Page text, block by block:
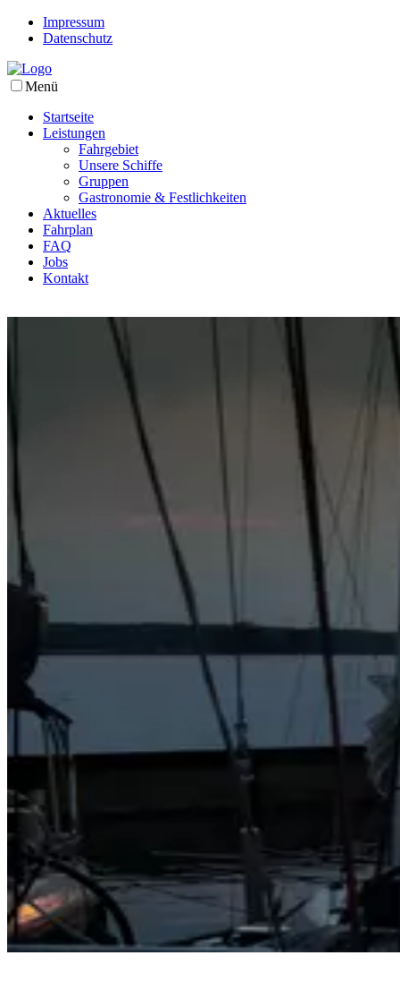
Impressum
Datenschutz
Menü
Startseite
Leistungen
Fahrgebiet
Unsere Schiffe
Gruppen
Gastronomie & Festlichkeiten
Aktuelles
Fahrplan
FAQ
Jobs
Kontakt